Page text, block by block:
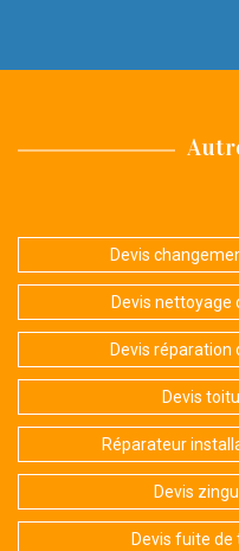
Devis
Devis nettoyage
Devis
Devis
Réparateur
Devis
Devis fuite